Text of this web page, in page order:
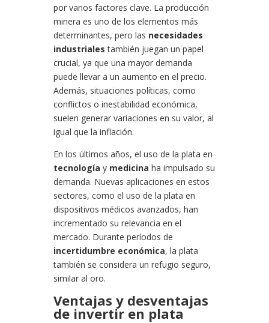
por varios factores clave. La producción
minera es uno de los elementos más
determinantes, pero las necesidades
industriales también juegan un papel
crucial, ya que una mayor demanda
puede llevar a un aumento en el precio.
Además, situaciones políticas, como
conflictos o inestabilidad económica,
suelen generar variaciones en su valor, al
igual que la inflación.
En los últimos años, el uso de la plata en
tecnología y medicina ha impulsado su
demanda. Nuevas aplicaciones en estos
sectores, como el uso de la plata en
dispositivos médicos avanzados, han
incrementado su relevancia en el
mercado. Durante períodos de
incertidumbre económica, la plata
también se considera un refugio seguro,
similar al oro.
Ventajas y desventajas
de invertir en plata